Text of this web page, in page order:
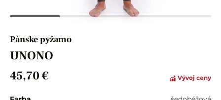
Pánske pyžamo
UNONO
45,70 €
Vývoj ceny